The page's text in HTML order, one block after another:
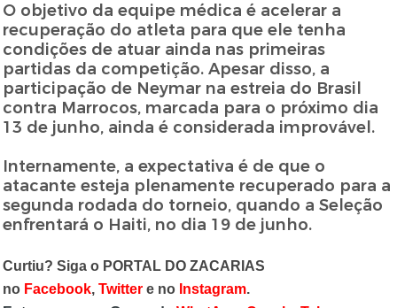
O objetivo da equipe médica é acelerar a
recuperação do atleta para que ele tenha
condições de atuar ainda nas primeiras
partidas da competição. Apesar disso, a
participação de Neymar na estreia do Brasil
contra Marrocos, marcada para o próximo dia
13 de junho, ainda é considerada improvável.
Internamente, a expectativa é de que o
atacante esteja plenamente recuperado para a
segunda rodada do torneio, quando a Seleção
enfrentará o Haiti, no dia 19 de junho.
Curtiu? Siga o PORTAL DO ZACARIAS
no Facebook,Twitter e no Instagram.